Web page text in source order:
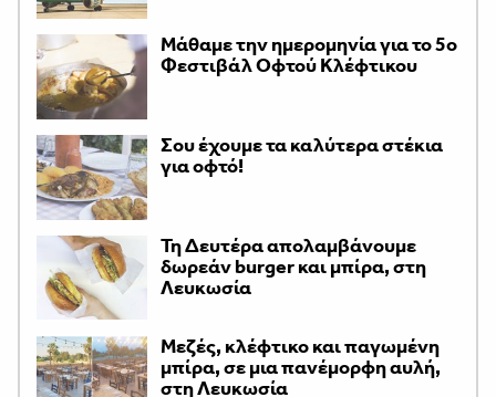
Μάθαμε την ημερομηνία για το 5ο
Φεστιβάλ Οφτού Κλέφτικου
Σου έχουμε τα καλύτερα στέκια
για οφτό!
Τη Δευτέρα απολαμβάνουμε
δωρεάν burger και μπίρα, στη
Λευκωσία
Μεζές, κλέφτικο και παγωμένη
μπίρα, σε μια πανέμορφη αυλή,
στη Λευκωσία